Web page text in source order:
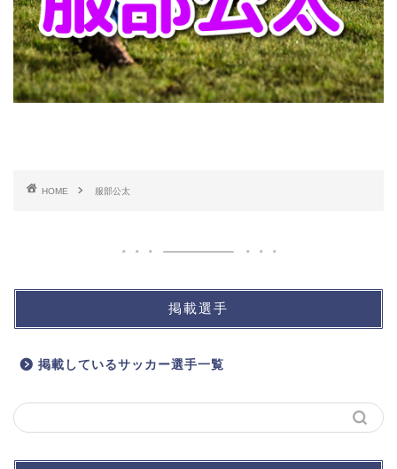
HOME 服部公太
掲載選手
掲載しているサッカー選手一覧